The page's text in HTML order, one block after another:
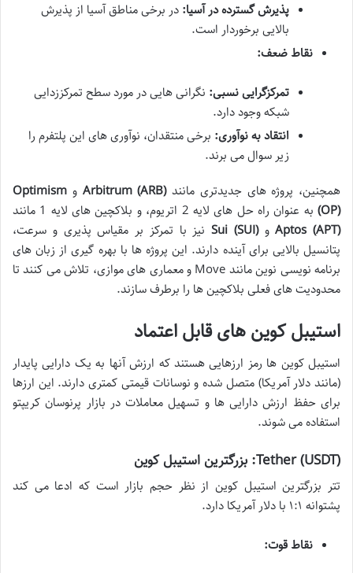
پذیرش گسترده در آسیا: در برخی مناطق آسیا از پذیرش
بالایی برخوردار است.
نقاط ضعف:
تمرکزگرایی نسبی: نگرانی هایی در مورد سطح تمرکززدایی
شبکه وجود دارد.
انتقاد به نوآوری: برخی منتقدان، نوآوری های این پلتفرم را
زیر سوال می برند.
همچنین، پروژه های جدیدتری مانندArbitrum (ARB) و Optimism
(OP)به عنوان راه حل های لایه 2 اتریوم، و بلاکچین های لایه 1 مانند
Aptos (APT)وSui (SUI) نیز با تمرکز بر مقیاس پذیری و سرعت،
پتانسیل بالایی برای آینده دارند. این پروژه ها با بهره گیری از زبان های
برنامه نویسی نوین مانند Move و معماری های موازی، تلاش می کنند تا
محدودیت های فعلی بلاکچین ها را برطرف سازند.
استیبل کوین های قابل اعتماد
استیبل کوین ها رمز ارزهایی هستند که ارزش آنها به یک دارایی پایدار
(مانند دلار آمریکا) متصل شده و نوسانات قیمتی کمتری دارند. این ارزها
برای حفظ ارزش دارایی ها و تسهیل معاملات در بازار پرنوسان کریپتو
استفاده می شوند.
Tether (USDT): بزرگترین استیبل کوین
تتر بزرگترین استیبل کوین از نظر حجم بازار است که ادعا می کند
پشتوانه ۱:۱ با دلار آمریکا دارد.
نقاط قوت: